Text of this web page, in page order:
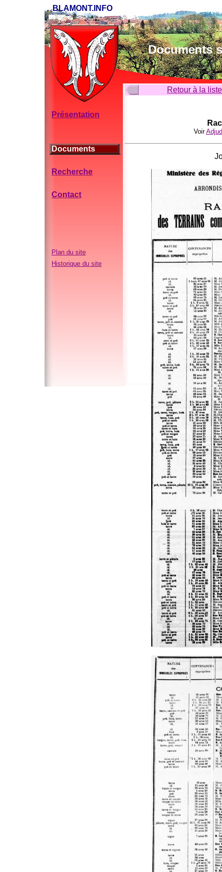
BLAMONT.INFO
Documents
Présentation
Documents
Recherche
Contact
Plan du site
Historique du site
Retour à la
Voir